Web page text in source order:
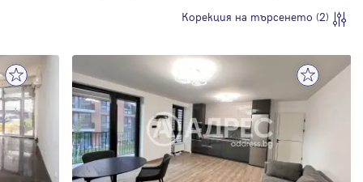
Address Run
Франчайз
Често
задавани
въпроси
наемодатели
наематели
Анализ на
пазара
Новини
Корекция на търсенето (2)